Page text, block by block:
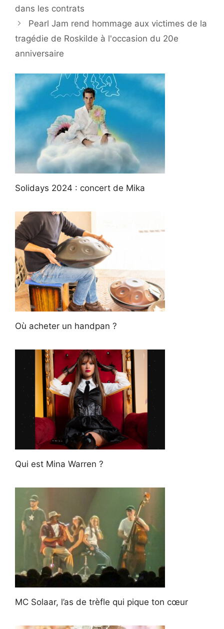
dans les contrats
Pearl Jam rend hommage aux victimes de la
tragédie de Roskilde à l'occasion du 20e
anniversaire
Solidays 2024 : concert de Mika
Où acheter un handpan ?
Qui est Mina Warren ?
MC Solaar, l’as de trèfle qui pique ton cœur